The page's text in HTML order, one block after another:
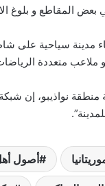
بعض المقاطع و بلوغ
متعددة الرياضات
نواذيبو، إن
أصول